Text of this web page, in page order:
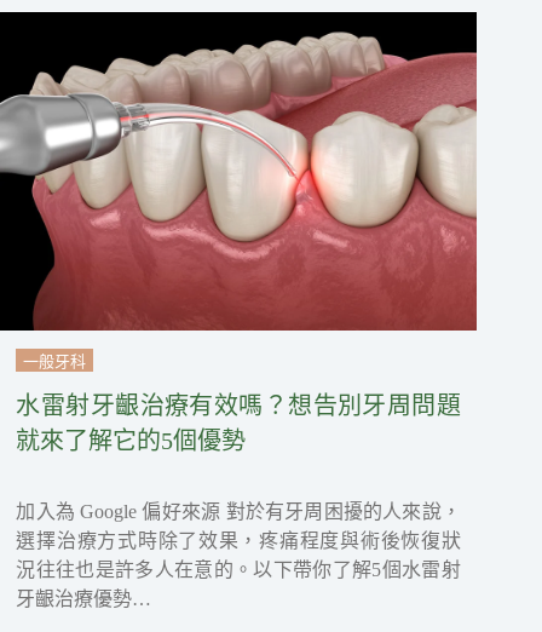
一般牙科
水雷射牙齦治療有效嗎？想告別牙周問題
就來了解它的5個優勢
加入為 Google 偏好來源 對於有牙周困擾的人來說，
選擇治療方式時除了效果，疼痛程度與術後恢復狀
況往往也是許多人在意的。以下帶你了解5個水雷射
牙齦治療優勢…